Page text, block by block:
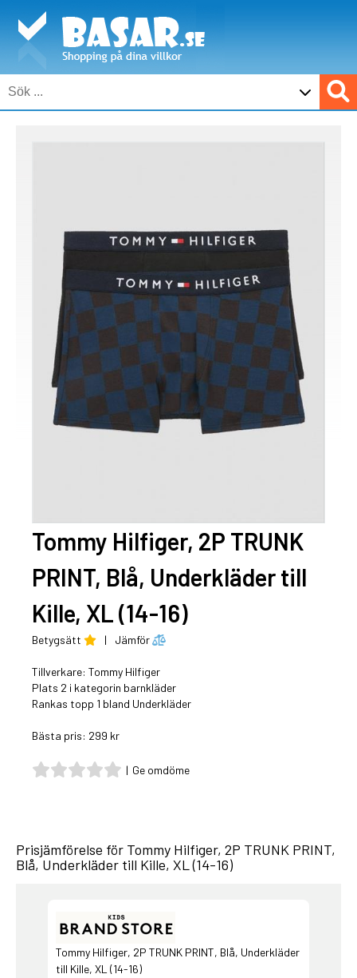
Tommy Hilfiger, 2P TRUNK
PRINT, Blå, Underkläder till
Kille, XL (14-16)
Betygsätt | Jämför
Tillverkare: Tommy Hilfiger
Plats 2 i kategorin barnkläder
Rankas topp 1 bland Underkläder
Bästa pris: 299 kr
| Ge omdöme
Prisjämförelse för Tommy Hilfiger, 2P TRUNK PRINT,
Blå, Underkläder till Kille, XL (14-16)
Tommy Hilfiger, 2P TRUNK PRINT, Blå, Underkläder
till Kille, XL (14-16)